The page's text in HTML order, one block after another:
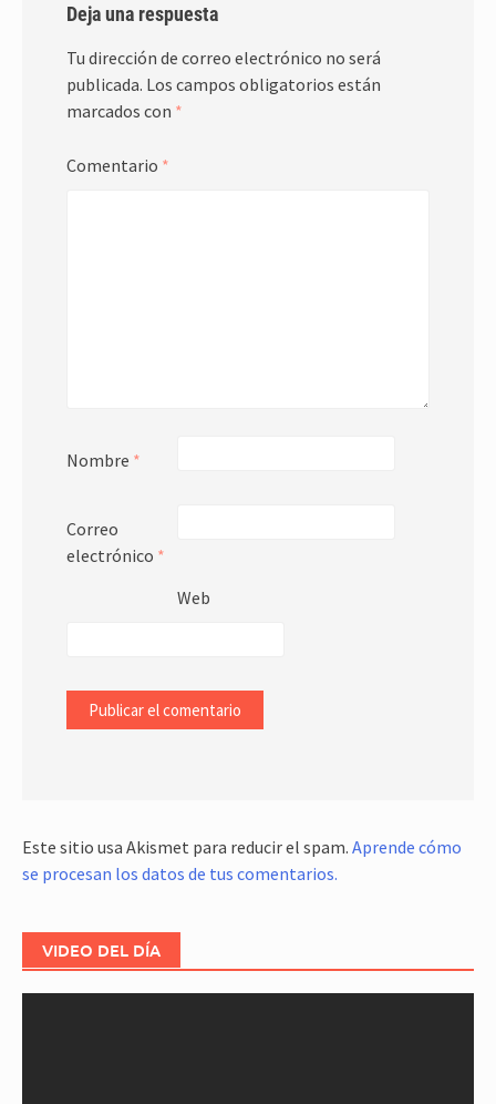
Deja una respuesta
Tu dirección de correo electrónico no será
publicada. Los campos obligatorios están
marcados con *
Comentario *
Nombre *
Correo
electrónico *
Web
Este sitio usa Akismet para reducir el spam. Aprende cómo
se procesan los datos de tus comentarios.
VIDEO DEL DÍA